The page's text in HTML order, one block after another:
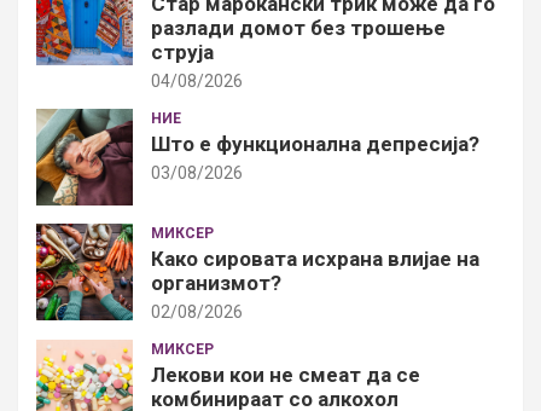
разлади домот без трошење
струја
04/08/2026
НИЕ
Што е функционална депресија?
03/08/2026
МИКСЕР
Како сировата исхрана влијае на
организмот?
02/08/2026
МИКСЕР
Лекови кои не смеат да се
комбинираат со алкохол